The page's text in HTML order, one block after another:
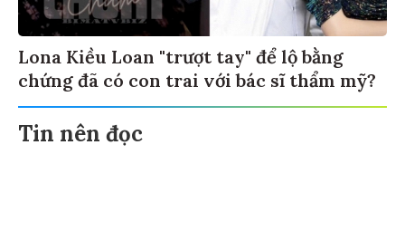
Lona Kiều Loan "trượt tay" để lộ bằng
chứng đã có con trai với bác sĩ thẩm mỹ?
Tin nên đọc